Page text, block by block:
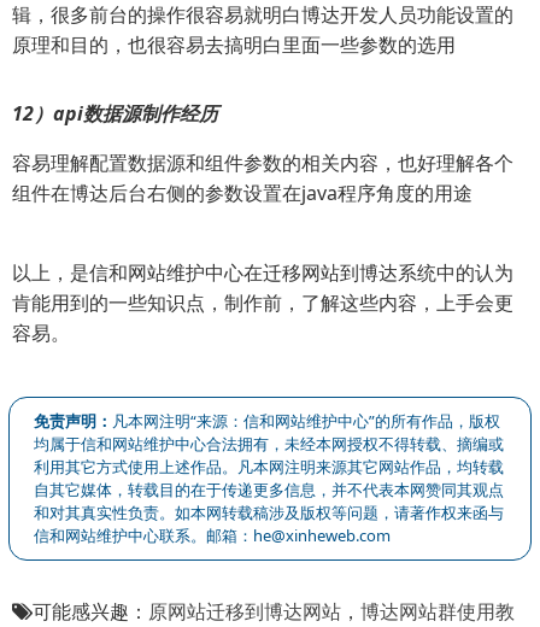
辑，很多前台的操作很容易就明白博达开发人员功能设置的
原理和目的，也很容易去搞明白里面一些参数的选用
12）api数据源制作经历
容易理解配置数据源和组件参数的相关内容，也好理解各个
组件在博达后台右侧的参数设置在java程序角度的用途
以上，是信和网站维护中心在迁移网站到博达系统中的认为
肯能用到的一些知识点，制作前，了解这些内容，上手会更
容易。
免责声明： 凡本网注明“来源：信和网站维护中心”的所有作品，版权
均属于信和网站维护中心合法拥有，未经本网授权不得转载、摘编或
利用其它方式使用上述作品。凡本网注明来源其它网站作品，均转载
自其它媒体，转载目的在于传递更多信息，并不代表本网赞同其观点
和对其真实性负责。如本网转载稿涉及版权等问题，请著作权来函与
信和网站维护中心联系。邮箱：he@xinheweb.com
可能感兴趣： 原网站迁移到博达网站 ， 博达网站群使用教